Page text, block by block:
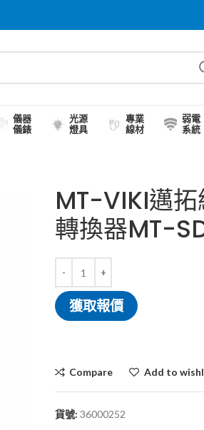
儀器
儀錶
光源
燈具
專業
線材
弱電
系統
MT-VIKI邁
轉換器MT-
獲取報價
Compare Add to
貨號: 36000252